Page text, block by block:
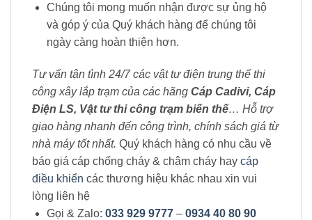
Chúng tôi mong muốn nhận được sự ủng hộ
và góp ý của Quý khách hàng để chúng tôi
ngày càng hoàn thiện hơn.
Tư vấn tận tình 24/7 các vật tư điện trung thế thi
công xây lắp trạm của các hãng Cáp Cadivi, Cáp
Điện LS, Vật tư thi công trạm biến thế… Hỗ trợ
giao hàng nhanh đến công trình, chính sách giá từ
nhà máy tốt nhất. Quý khách hàng có nhu cầu về
báo giá cáp chống cháy & chậm cháy hay cáp
điều khiển các thương hiệu khác nhau xin vui
lòng liên hệ
Gọi & Zalo: 033 929 9777 – 0934 40 80 90